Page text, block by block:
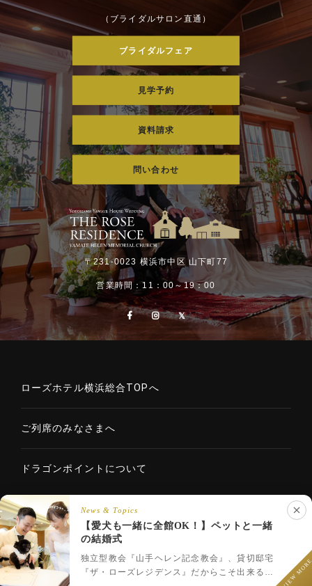
（ブライダルサロン直通）
ブライダルフェア
見学予約
資料請求
問い合わせ
〒231-0023 横浜市中区 山下町77
営業時間：11：00～19：00
ローズホテル横浜総合TOPへ
ご列席のみなさまへ
ドラゴンポイントについて
Copyright © 2020 ROSE HOTELS INTERNATIONAL Co., Ltd. All
フェア予約 プラン一覧 LINEで相談
News & Topics
【愛犬も一緒に全館OK！】ペットと一緒
の結婚式
独立型教会『山手ヘレン記念教会』、貸切邸宅
『ザ・ローズレジデンス』だからこそ出来るペ
VIEW